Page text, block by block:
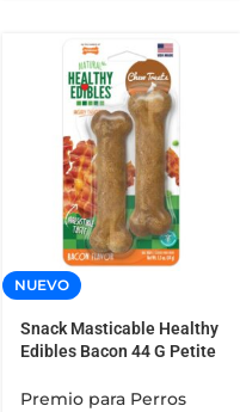
NUEVO
Snack Masticable Healthy
Edibles Bacon 44 G Petite
Premio para Perros